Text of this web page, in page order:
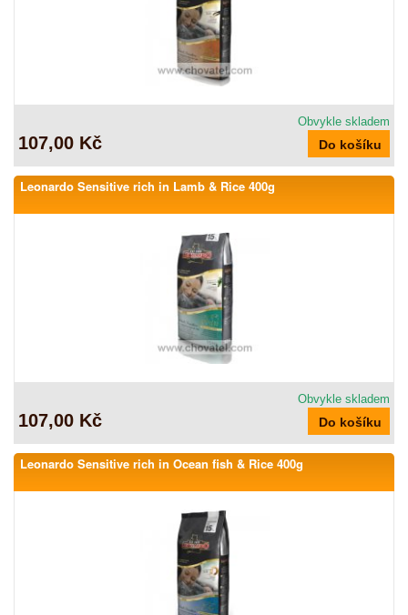
Obvykle skladem
107,00 Kč
Leonardo Sensitive rich in Lamb & Rice 400g
Obvykle skladem
107,00 Kč
Leonardo Sensitive rich in Ocean fish & Rice 400g